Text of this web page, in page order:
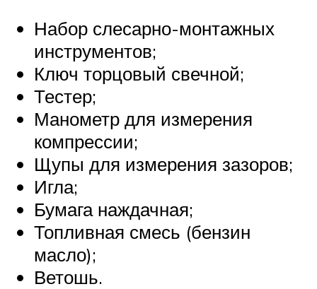
Набор слесарно-монтажных
инструментов;
Ключ торцовый свечной;
Тестер;
Манометр для измерения
компрессии;
Щупы для измерения зазоров;
Игла;
Бумага наждачная;
Топливная смесь (бензин
масло);
Ветошь.